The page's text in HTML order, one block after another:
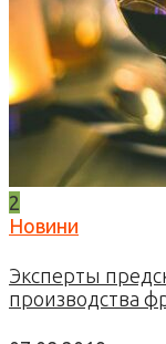
2
Новини
Эксперты
производства